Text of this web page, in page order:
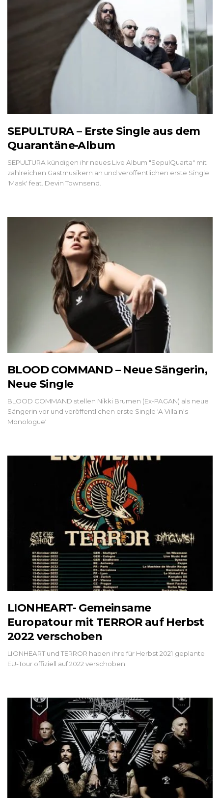
SEPULTURA – Erste Single aus dem
Quarantäne-Album
SEPULTURA kündigen ihr neues Live Album "SepulQuarta" mit
zahlreichen Gastmusikern an und veröffentlichen erste Single
'Mask' feat. Devin Townsend.
BLOOD COMMAND – Neue Sängerin,
Neue Single
BLOOD COMMAND stellen Nikki Brumen (Ex-PAGAN) als neue
Sängerin vor und veröffentlichen erste Single 'A Villain's
Monologue‘
LIONHEART- Gemeinsame
Europatour mit TERROR auf Herbst
2022 verschoben
LIONHEART und TERROR haben ihre für Herbst 2021 geplante
EU-Tour offiziell auf 2022 verschoben.